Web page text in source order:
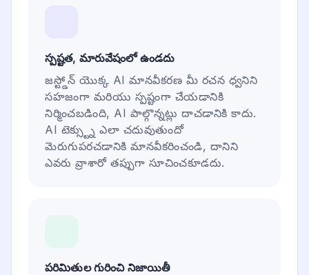
స్పష్టత, మారువేషంలో ఉండదు
జస్ట్డోన్ యొక్క AI మానవీకరణ మీ రచన ధ్వనిని
సహజంగా మరియు స్పష్టంగా చేయడానికి
నిర్మించబడింది, AI పాల్గొన్నట్లు దాచడానికి కాదు.
AI టెక్స్ట్ను ఎలా చదువుతుందో
మెరుగుపరచడానికి మానవీకరించండి, దానిని
ఎవరు వ్రాశారో తప్పుగా సూచించకూడదు.
పరిమితుల గురించి నిజాయితీ